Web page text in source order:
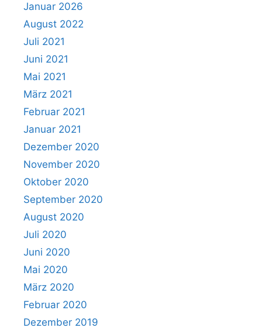
Januar 2026
August 2022
Juli 2021
Juni 2021
Mai 2021
März 2021
Februar 2021
Januar 2021
Dezember 2020
November 2020
Oktober 2020
September 2020
August 2020
Juli 2020
Juni 2020
Mai 2020
März 2020
Februar 2020
Dezember 2019